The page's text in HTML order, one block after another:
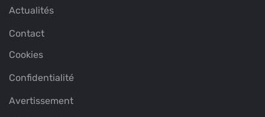
Actualités
Contact
Cookies
Confidentialité
Avertissement